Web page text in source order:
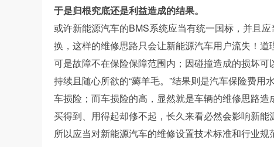
于是归根究底还是利益造成的结果。
或许新能源汽车的BMS系统应当有统一国标，并且
换，这样的维修思路只会让新能源汽车用户流失！道
可是故障不在保险保障范围内；因碰撞造成的损坏
持续且随心所欲的“薅羊毛。”结果则是汽车保险费
车损险；而车损险的高，显然就是车辆的维修思路造
买得到、用得起却修不起，长久来看必然会影响新能
所以应当对新能源汽车的维修设置技术标准和行业规